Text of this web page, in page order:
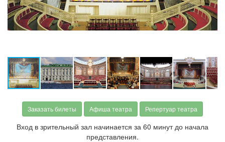
Заказать билеты Афиша театра Репертуар театра
Вход в зрительный зал начинается за 60 минут до начала
представления.